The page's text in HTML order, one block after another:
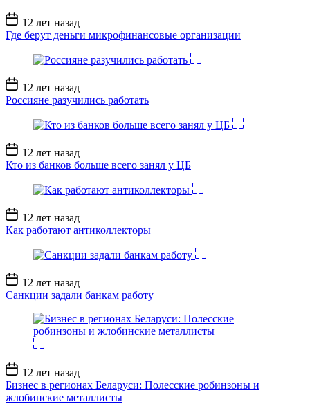
Дата
записи
12 лет назад
Где берут деньги микрофинансовые организации
Дата
записи
12 лет назад
Россияне разучились работать
Дата
записи
12 лет назад
Кто из банков больше всего занял у ЦБ
Дата
записи
12 лет назад
Как работают антиколлекторы
Дата
записи
12 лет назад
Санкции задали банкам работу
Дата
записи
12 лет назад
Бизнес в регионах Беларуси: Полесские робинзоны и
жлобинские металлисты